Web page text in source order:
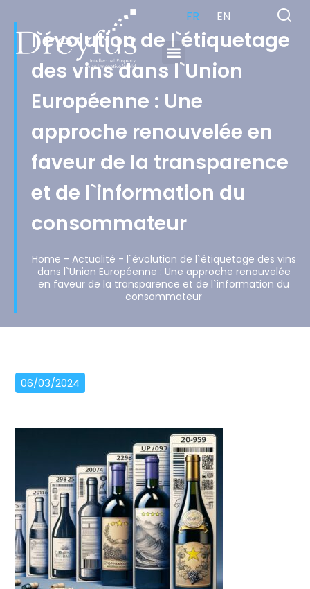
FR EN
l`évolution de l`étiquetage
des vins dans l`Union
Européenne : Une
approche renouvelée en
faveur de la transparence
et de l`information du
consommateur
Home - Actualité - l`évolution de l`étiquetage des vins
dans l`Union Européenne : Une approche renouvelée
en faveur de la transparence et de l`information du
consommateur
06/03/2024